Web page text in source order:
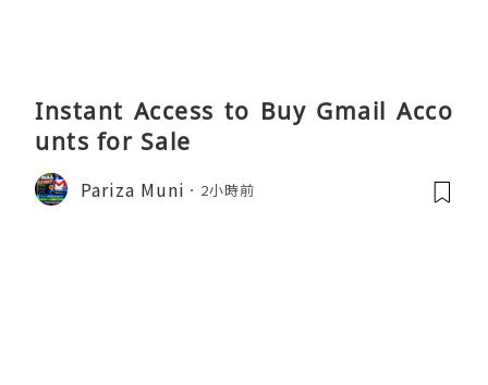
Instant Access to Buy Gmail Acco
unts for Sale
Pariza Muni 2小時前